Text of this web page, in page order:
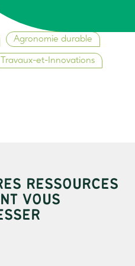
Agronomie durable
Travaux-et-Innovations
RESSOURCES
VOUS